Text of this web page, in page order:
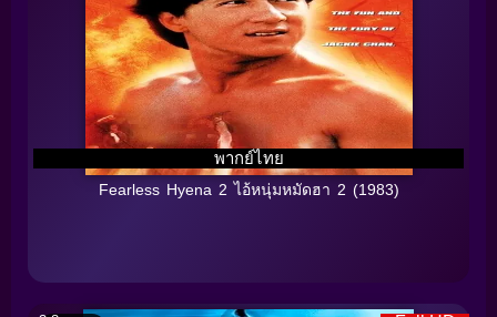
พากย์ไทย
Fearless Hyena 2 ไอ้หนุ่มหมัดฮา 2 (1983)